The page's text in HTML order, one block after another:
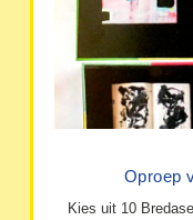
Oproep
Kies uit 10